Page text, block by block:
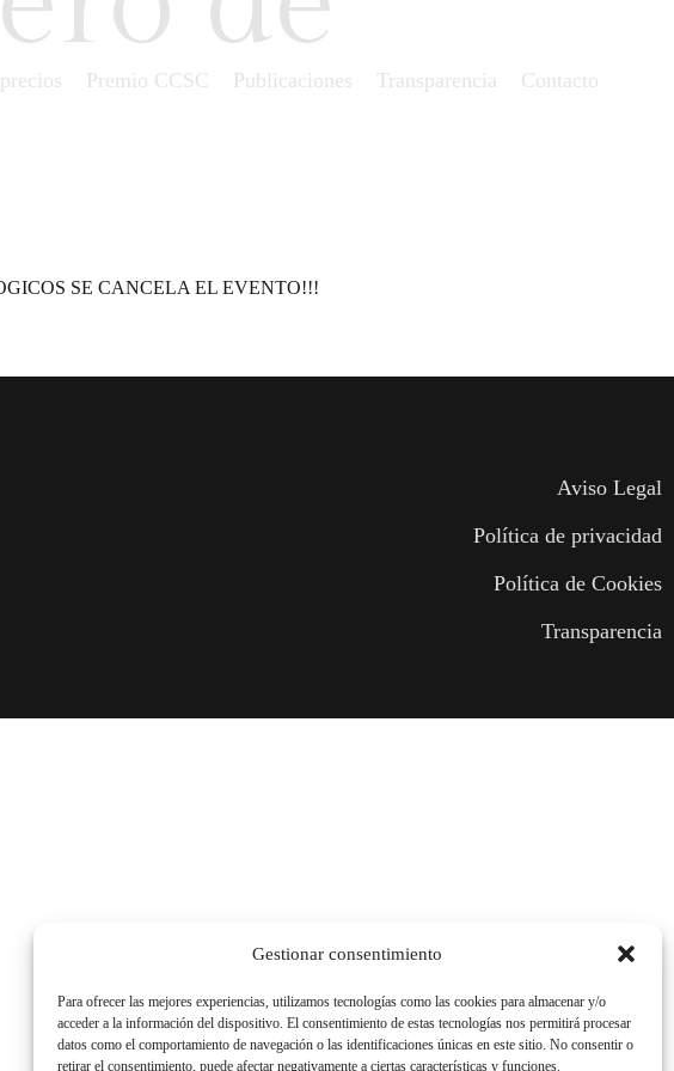
Gestionar consentimiento
Para ofrecer las mejores experiencias, utilizamos tecnologías como las cookies para almacenar y/o
acceder a la información del dispositivo. El consentimiento de estas tecnologías nos permitirá procesar
datos como el comportamiento de navegación o las identificaciones únicas en este sitio. No consentir o
retirar el consentimiento, puede afectar negativamente a ciertas características y funciones.
Premio CCSC Publicaciones Transparencia Contacto
SE CANCELA EL EVENTO!!!
Aviso Legal
Política de privacidad
Política de Cookies
Transparencia